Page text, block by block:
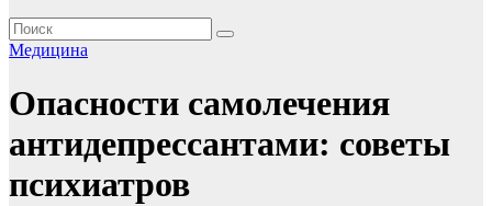
Медицина
Опасности самолечения
антидепрессантами: советы
психиатров